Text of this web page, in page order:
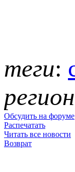
теги:
регион
Обсудить на форуме
Распечатать
Читать все новости
Возврат